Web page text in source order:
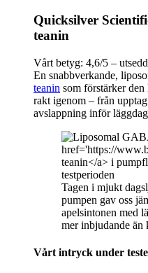
Quicksilver
teanin
Vårt betyg: 4,6/5 –
En snabbverkande,
teanin som förstärker
rakt igenom – från
avslappning inför
Tagen i mjukt
pumpen gav oss
apelsintonen med
mer inbjudande än
Vårt intryck under